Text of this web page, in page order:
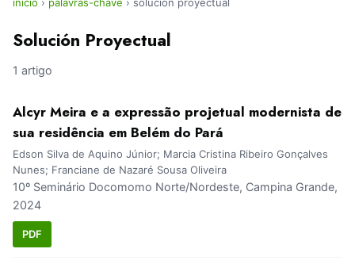
Solución Proyectual
1 artigo
Alcyr Meira e a expressão projetual modernista de
sua residência em Belém do Pará
Edson Silva de Aquino Júnior; Marcia Cristina Ribeiro Gonçalves
Nunes; Franciane de Nazaré Sousa Oliveira
10º Seminário Docomomo Norte/Nordeste, Campina Grande,
2024
PDF